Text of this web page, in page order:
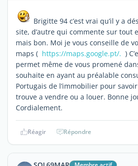
Brigitte 94 c’est vrai qu’il y a
site, d’autre qui commente sur tout
mais bon. Moi je vous conseille de
maps ( https://maps.google.pt/. )
permet même de vous promené
souhaite en ayant au préalable
Portugais de l’immobilier pour
trouve a vendre ou a louer. Bonne
Cordialement.
Réagir Répondre